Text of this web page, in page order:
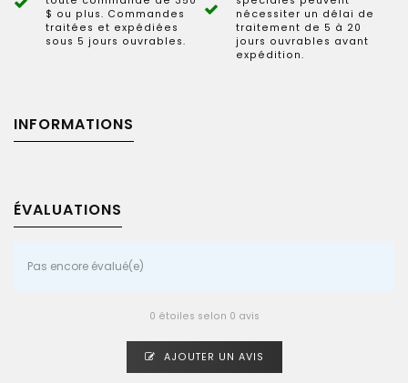
$ ou plus. Commandes
traitées et expédiées
sous 5 jours ouvrables.
nécessiter un délai de
traitement de 5 à 20
jours ouvrables avant
expédition.
INFORMATIONS
ÉVALUATIONS
Pas encore évalué(e)
0 étoiles selon 0 avis
AJOUTER UN AVIS